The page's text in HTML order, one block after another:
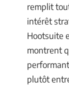
remplit
intérêt
Hootsuite
montrent
plutôt